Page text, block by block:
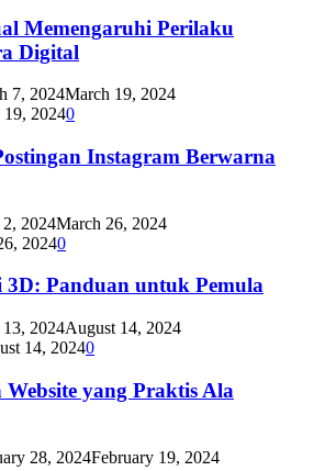
Memengaruhi Perilaku
Digital
7, 2024March 19, 2024
20240
Instagram Berwarna
2024March 26, 2024
20240
Panduan untuk Pemula
2024August 14, 2024
14, 20240
Website yang Praktis Ala
28, 2024February 19, 2024